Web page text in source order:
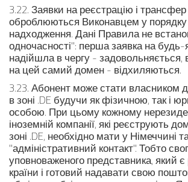
3.22. Заявки на реєстрацію і
оброблюються Виконавцем у порядку
надходження. Дані Правила не
одночасності": перша заявка на
надійшла в чергу - задовольняється,
на цей самий домен - відхиляються.
3.23. Абонент може стати власником
в зоні .DE будучи як фізичною, так і
особою. При цьому кожному
іноземній компанії, які реєструють
зоні .DE, необхідно мати у Німеччині
"адміністративний контакт". Тобто
уповноваженого представника, який
країни і готовий надавати свою